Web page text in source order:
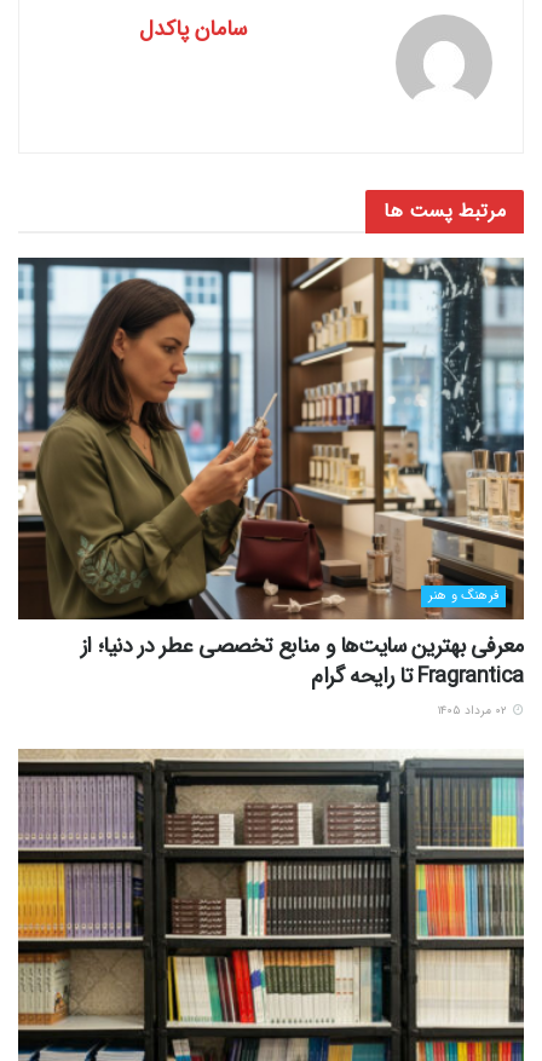
سامان پاکدل
مرتبط پست ها
فرهنگ و هنر
معرفی بهترین سایت‌ها و منابع تخصصی عطر در دنیا؛ از
Fragrantica تا رایحه گرام